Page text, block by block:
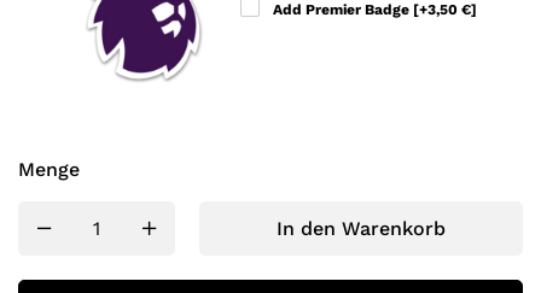
Add Premier Badge [+3,50 €]
Menge
In den Warenkorb